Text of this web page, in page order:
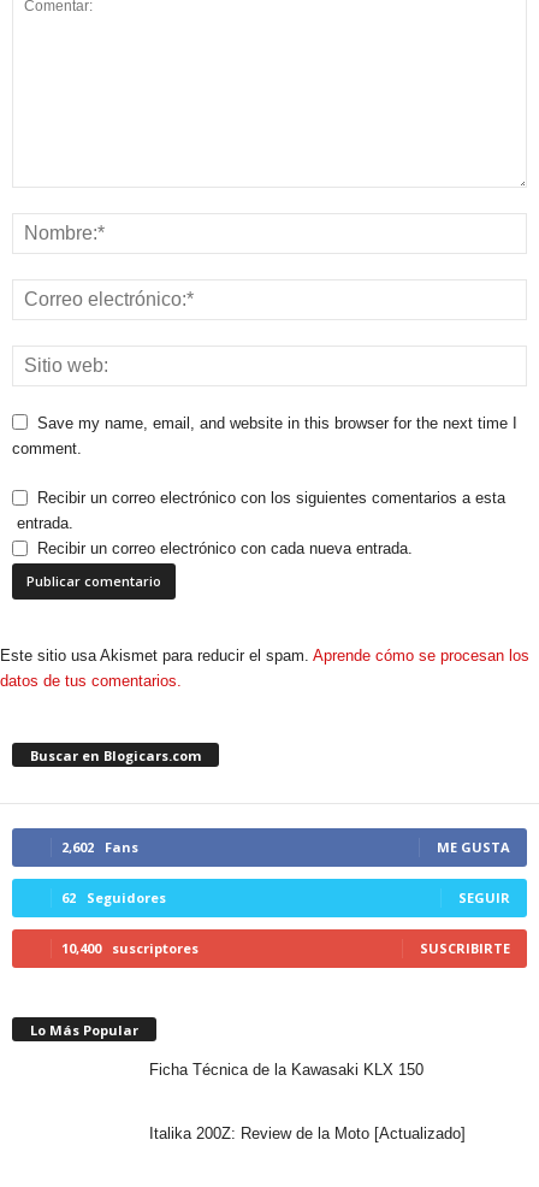
Save my name, email, and website in this browser for the next time I
comment.
Recibir un correo electrónico con los siguientes comentarios a esta
entrada.
Recibir un correo electrónico con cada nueva entrada.
Este sitio usa Akismet para reducir el spam. Aprende cómo se procesan los
datos de tus comentarios.
Buscar en Blogicars.com
2,602 Fans ME GUSTA
62 Seguidores SEGUIR
10,400 suscriptores SUSCRIBIRTE
Lo Más Popular
Ficha Técnica de la Kawasaki KLX 150
Italika 200Z: Review de la Moto [Actualizado]